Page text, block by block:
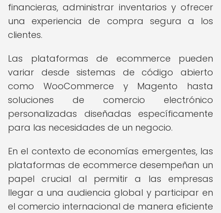
financieras, administrar inventarios y ofrecer
una experiencia de compra segura a los
clientes.
Las plataformas de ecommerce pueden
variar desde sistemas de código abierto
como WooCommerce y Magento hasta
soluciones de comercio electrónico
personalizadas diseñadas específicamente
para las necesidades de un negocio.
En el contexto de economías emergentes, las
plataformas de ecommerce desempeñan un
papel crucial al permitir a las empresas
llegar a una audiencia global y participar en
el comercio internacional de manera eficiente